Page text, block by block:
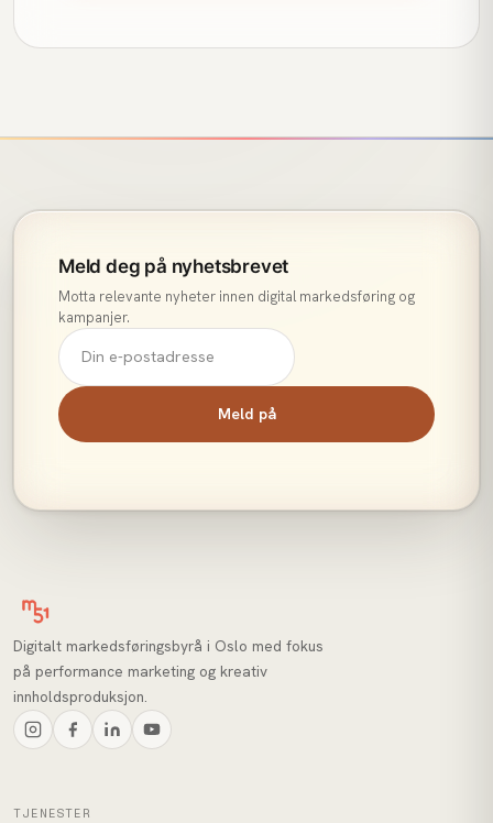
Meld deg på nyhetsbrevet
Motta relevante nyheter innen digital markedsføring og
kampanjer.
Meld på
Digitalt markedsføringsbyrå i Oslo med fokus
på performance marketing og kreativ
innholdsproduksjon.
TJENESTER